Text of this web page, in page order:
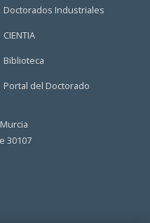
Doctorados Industriales
CIENTIA
Biblioteca
Portal del Doctorado
30107